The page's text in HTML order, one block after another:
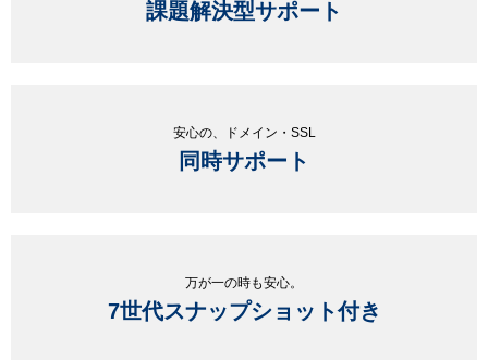
課題解決型サポート
安心の、ドメイン・SSL
同時サポート
万が一の時も安心。
7世代スナップショット付き